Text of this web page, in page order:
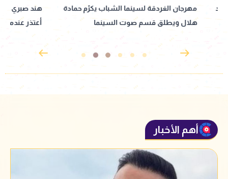
مهرجان الغردقة لسينما الشباب يكرّم حمادة
هلال ويطلق قسم صوت السينما
هند صبري تكشف
أعتذر عندما
أهم الأخبار